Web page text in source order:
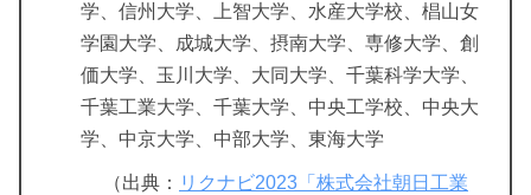
学、信州大学、上智大学、水産大学校、椙山女
学園大学、成城大学、摂南大学、専修大学、創
価大学、玉川大学、大同大学、千葉科学大学、
千葉工業大学、千葉大学、中央工学校、中央大
学、中京大学、中部大学、東海大学
（出典： リクナビ2023「株式会社朝日工業